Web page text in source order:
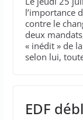
l’importance
contre le
deux
« inédit » de
selon lui,
EDF